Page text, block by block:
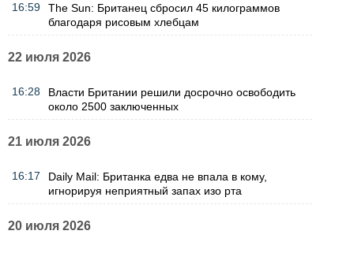
16:59
The Sun: Британец сбросил 45 килограммов
благодаря рисовым хлебцам
22 июля 2026
16:28
Власти Британии решили досрочно освободить
около 2500 заключенных
21 июля 2026
16:17
Daily Mail: Британка едва не впала в кому,
игнорируя неприятный запах изо рта
20 июля 2026